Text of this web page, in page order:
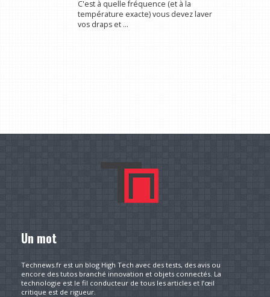
C'est à quelle fréquence (et à la
température exacte) vous devez laver
vos draps et ...
Un mot
Technews.fr est un blog High Tech avec des tests, des avis ou
encore des tutos branché innovation et objets connectés. La
technologie est le fil conducteur de tous les articles et l’œil
critique est de rigueur.